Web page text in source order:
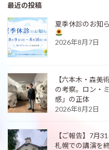
最近の投稿
夏季休診のお知
2026年8月7日
【六本木・森美
の考察。ロン・
感」の正体
2026年8月2日
【ご報告】7月
札幌での講演を